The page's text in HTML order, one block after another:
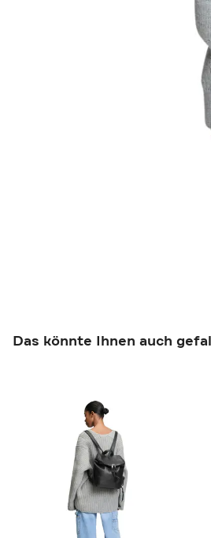
Das könnte Ihnen auch